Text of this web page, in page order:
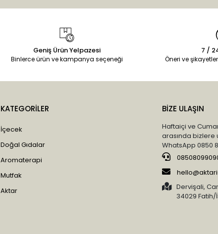
Geniş Ürün Yelpazesi
Binlerce ürün ve kampanya seçeneği
7 /
Öneri ve
KATEGORİLER
İçecek
Doğal Gıdalar
Aromaterapi
Mutfak
Aktar
BİZE ULAŞIN
Haftaiçi ve
arasında bizlere
WhatsApp 0850
Dervişali,
34029